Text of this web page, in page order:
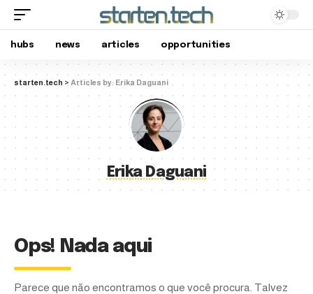
hubs news articles opportunities
starten.tech > Articles by: Erika Daguani
Erika Daguani
Ops! Nada aqui
Parece que não encontramos o que você procura. Talvez